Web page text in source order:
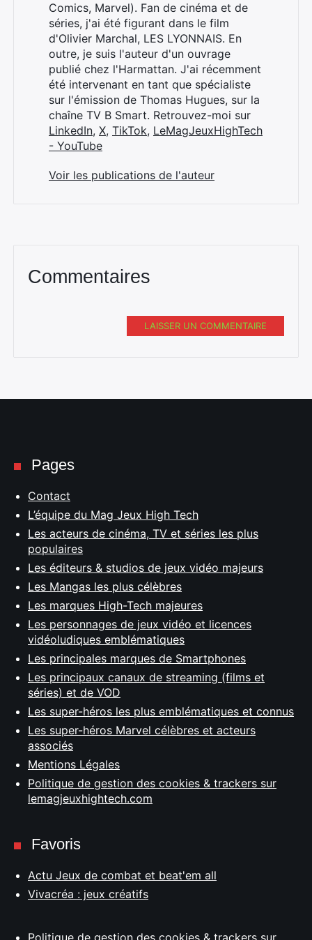
Comics, Marvel). Fan de cinéma et de
séries, j'ai été figurant dans le film
d'Olivier Marchal, LES LYONNAIS. En
outre, je suis l'auteur d'un ouvrage
publié chez l'Harmattan. J'ai récemment
été intervenant en tant que spécialiste
sur l'émission de Thomas Hugues, sur la
chaîne TV B Smart. Retrouvez-moi sur
LinkedIn, X, TikTok, LeMagJeuxHighTech
- YouTube
Voir les publications de l'auteur
Commentaires
LAISSER UN COMMENTAIRE
Pages
Contact
L’équipe du Mag Jeux High Tech
Les acteurs de cinéma, TV et séries les plus
populaires
Les éditeurs & studios de jeux vidéo majeurs
Les Mangas les plus célèbres
Les marques High-Tech majeures
Les personnages de jeux vidéo et licences
vidéoludiques emblématiques
Les principales marques de Smartphones
Les principaux canaux de streaming (films et
séries) et de VOD
Les super-héros les plus emblématiques et connus
Les super-héros Marvel célèbres et acteurs
associés
Mentions Légales
Politique de gestion des cookies & trackers sur
lemagjeuxhightech.com
Favoris
Actu Jeux de combat et beat'em all
Vivacréa : jeux créatifs
Politique de gestion des cookies & trackers sur